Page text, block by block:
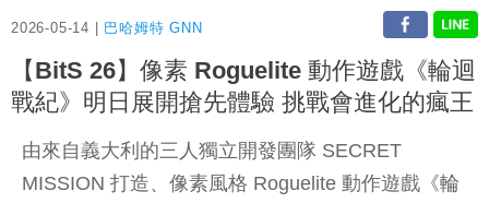
2026-05-14 | 巴哈姆特 GNN
【BitS 26】像素 Roguelite 動作遊戲《輪迴
戰紀》明日展開搶先體驗 挑戰會進化的瘋王
由來自義大利的三人獨立開發團隊 SECRET
MISSION 打造、像素風格 Roguelite 動作遊戲《輪